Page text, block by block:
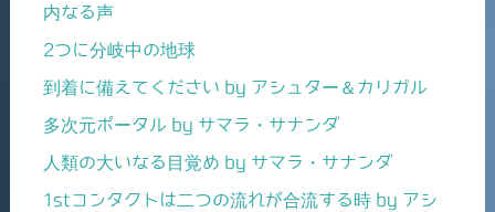
内なる声
2つに分岐中の地球
到着に備えてください by アシュター＆カリガル
多次元ポータル by サマラ・サナンダ
人類の大いなる目覚め by サマラ・サナンダ
1stコンタクトは二つの流れが合流する時 by アシ